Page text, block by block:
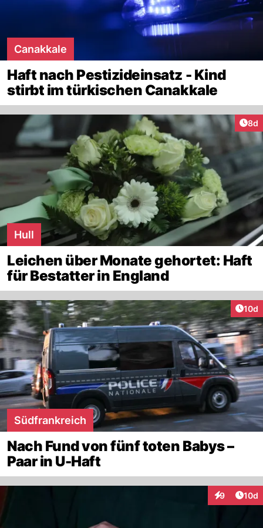
Canakkale
Haft nach Pestizideinsatz - Kind
stirbt im türkischen Canakkale
8d
Hull
Leichen über Monate gehortet: Haft
für Bestatter in England
10d
Südfrankreich
Nach Fund von fünf toten Babys –
Paar in U-Haft
9
Interaktionen
10d